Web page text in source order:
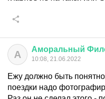
А Аморальный
10:08, 21.06.2022
Ежу должно быть
поездки надо